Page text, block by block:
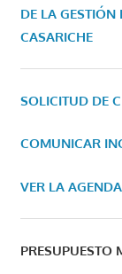
DE LA GESTIÓN
CASARICHE
SOLICITUD DE
COMUNICAR
VER LA AGENDA
PRESUPUESTO